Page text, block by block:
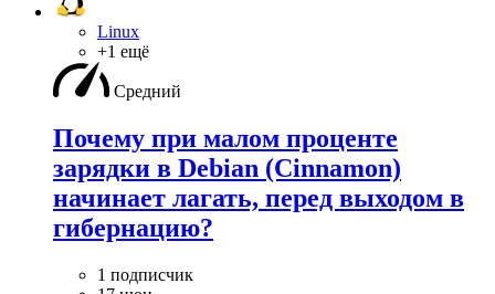
Linux
+1 ещё
Средний
Почему при малом проценте
зарядки в Debian (Cinnamon)
начинает лагать, перед выходом в
гибернацию?
1 подписчик